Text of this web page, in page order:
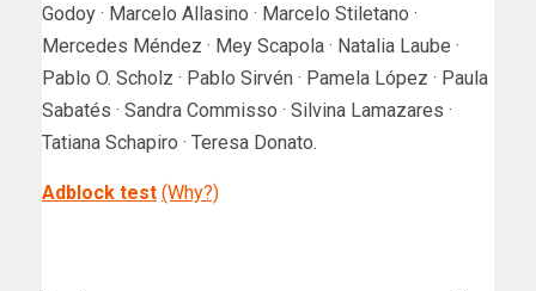
Godoy · Marcelo Allasino · Marcelo Stiletano ·
Mercedes Méndez · Mey Scapola · Natalia Laube ·
Pablo O. Scholz · Pablo Sirvén · Pamela López · Paula
Sabatés · Sandra Commisso · Silvina Lamazares ·
Tatiana Schapiro · Teresa Donato.
Adblock test (Why?)